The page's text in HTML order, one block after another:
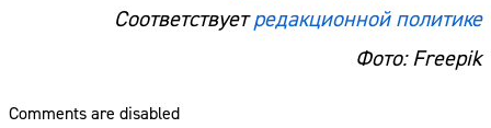
Соответствуетредакционной политике
Фото: Freepik
Comments are disabled